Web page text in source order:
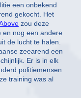
een onbekend
gekocht. Het
zou deze
en nog een andere
de lucht te halen.
zeearend een
Er is in elk
politiemensen
training was al